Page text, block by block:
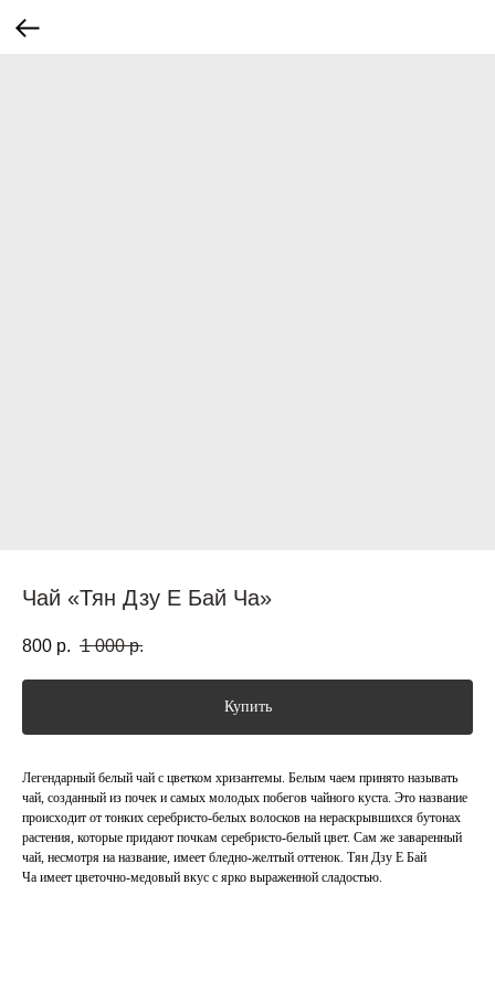
Чай «Тян Дзу Е Бай Ча»
800 р. 1 000 р.
Купить
Легендарный белый чай с цветком хризантемы. Белым чаем принято называть
чай, созданный из почек и самых молодых побегов чайного куста. Это название
происходит от тонких серебристо-белых волосков на нераскрывшихся бутонах
растения, которые придают почкам серебристо-белый цвет. Сам же заваренный
чай, несмотря на название, имеет бледно-желтый оттенок. Тян Дзу Е Бай
Ча имеет цветочно-медовый вкус с ярко выраженной сладостью.